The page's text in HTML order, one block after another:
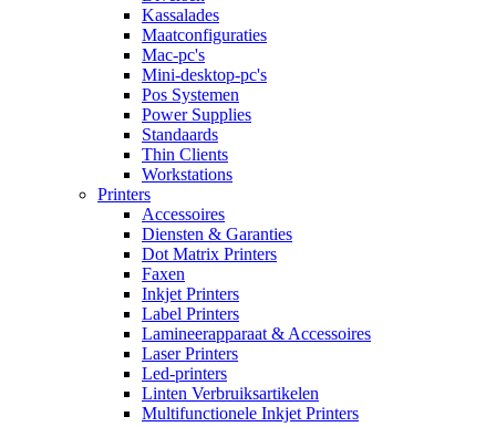
Kassalades
Maatconfiguraties
Mac-pc's
Mini-desktop-pc's
Pos Systemen
Power Supplies
Standaards
Thin Clients
Workstations
Printers
Accessoires
Diensten & Garanties
Dot Matrix Printers
Faxen
Inkjet Printers
Label Printers
Lamineerapparaat & Accessoires
Laser Printers
Led-printers
Linten Verbruiksartikelen
Multifunctionele Inkjet Printers